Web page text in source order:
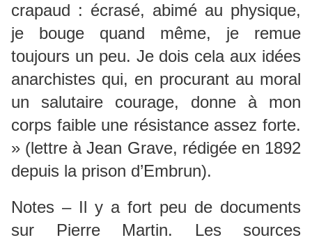
crapaud : écrasé, abimé au physique,
je bouge quand même, je remue
toujours un peu. Je dois cela aux idées
anarchistes qui, en procurant au moral
un salutaire courage, donne à mon
corps faible une résistance assez forte.
» (lettre à Jean Grave, rédigée en 1892
depuis la prison d’Embrun).
Notes – Il y a fort peu de documents
sur Pierre Martin. Les sources